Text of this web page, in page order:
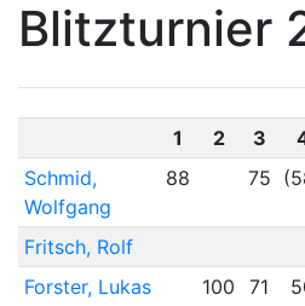
Blitzturnier
1 2 3
Schmid,
Wolfgang
88 75
Fritsch, Rolf
Forster, Lukas
100 71